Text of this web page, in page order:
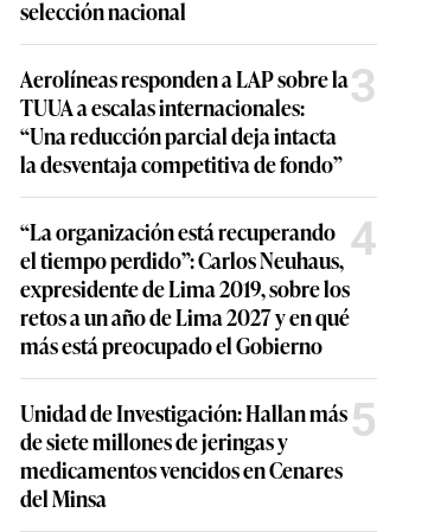
selección nacional
Aerolíneas responden a LAP sobre la
TUUA a escalas internacionales:
“Una reducción parcial deja intacta
la desventaja competitiva de fondo”
3
“La organización está recuperando
el tiempo perdido”: Carlos Neuhaus,
expresidente de Lima 2019, sobre los
retos a un año de Lima 2027 y en qué
más está preocupado el Gobierno
4
Unidad de Investigación: Hallan más
de siete millones de jeringas y
medicamentos vencidos en Cenares
del Minsa
5